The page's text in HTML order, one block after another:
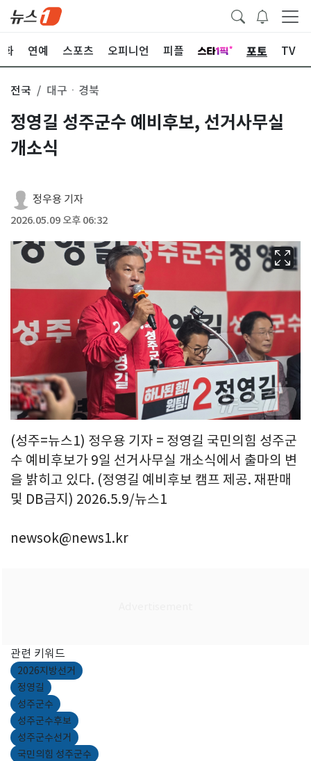
화 연예 스포츠 오피니언 피플 포토 TV
전국 대구ㆍ경북
정영길 성주군수 예비후보, 선거사무실
개소식
정우용 기자
2026.05.09 오후 06:32
(성주=뉴스1) 정우용 기자 = 정영길 국민의힘 성주군
수 예비후보가 9일 선거사무실 개소식에서 출마의 변
을 밝히고 있다. (정영길 예비후보 캠프 제공. 재판매
및 DB금지) 2026.5.9/뉴스1
newsok@news1.kr
관련 키워드
2026지방선거
정영길
성주군수
성주군수후보
성주군수선거
국민의힘 성주군수